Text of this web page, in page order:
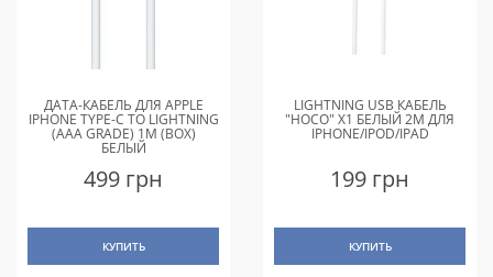
ДАТА-КАБЕЛЬ ДЛЯ APPLE
IPHONE TYPE-C TO LIGHTNING
(AAA GRADE) 1M (BOX)
БЕЛЫЙ
499 грн
КУПИТЬ
LIGHTNING USB КАБЕЛЬ
"HOCO" X1 БЕЛЫЙ 2M ДЛЯ
IPHONE/IPOD/IPAD
199 грн
КУПИТЬ